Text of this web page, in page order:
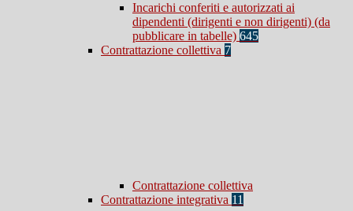
Incarichi conferiti e autorizzati ai
dipendenti (dirigenti e non dirigenti) (da
pubblicare in tabelle) 645
Contrattazione collettiva 7
Contrattazione collettiva
Contrattazione integrativa 11